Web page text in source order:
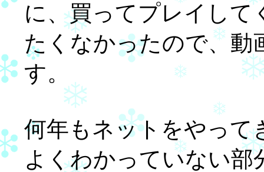
に、買ってプレイし
たくなかったので、動
す。
何年もネットをやって
よくわかっていない部